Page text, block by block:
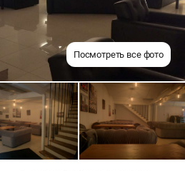
Посмотреть все фото